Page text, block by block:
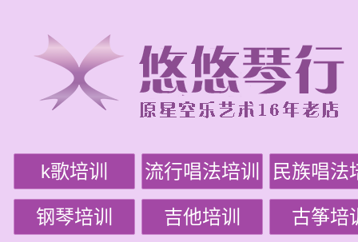
k歌培训 流行唱法培训 民族唱法
钢琴培训 吉他培训 古筝培